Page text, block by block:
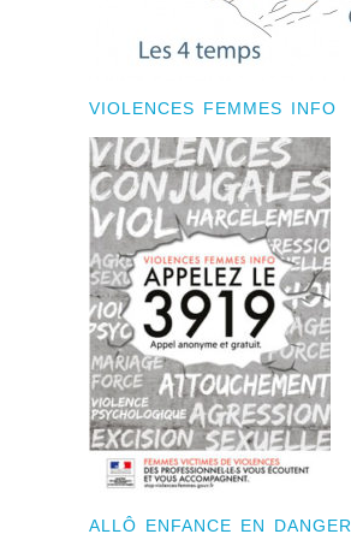
VIOLENCES FEMMES INFO
ALLÔ ENFANCE EN DANGER